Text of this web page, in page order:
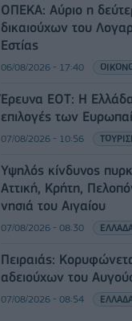
ΟΠΕΚΑ: Αύριο η
δικαιούχων του
Εστίας
06/08/2026 - 17:40
Έρευνα ΕΟΤ: Η
επιλογές των
07/08/2026 - 10:56
Υψηλός κίνδυνος
Αττική, Κρήτη,
νησιά του Αιγαίου
07/08/2026 - 08:30
Πειραιάς:
αδειούχων του
07/08/2026 - 08:54